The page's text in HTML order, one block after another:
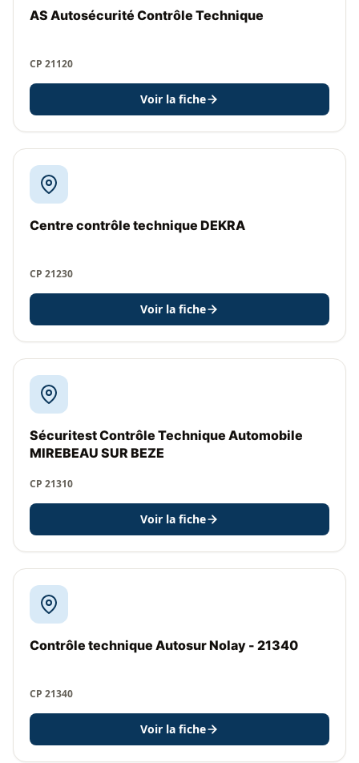
AS Autosécurité Contrôle Technique
CP 21120
Voir la fiche
Centre contrôle technique DEKRA
CP 21230
Voir la fiche
Sécuritest Contrôle Technique Automobile
MIREBEAU SUR BEZE
CP 21310
Voir la fiche
Contrôle technique Autosur Nolay - 21340
CP 21340
Voir la fiche